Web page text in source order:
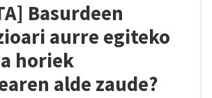
Basurdeen
aurre egiteko
horiek
alde zaude?